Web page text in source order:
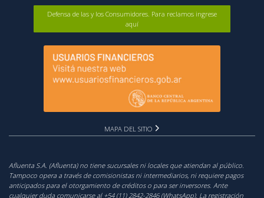
Defensa de las y los Consumidores. Para reclamos ingrese
aquí
MAPA DEL SITIO
Afluenta S.A. (Afluenta) no tiene sucursales ni locales que atiendan al público.
Tampoco opera a través de comisionistas ni intermediarios, ni requiere pagos
anticipados para el otorgamiento de créditos o para ser inversores. Ante
cualquier duda comunicarse al +54 (11) 2842-2846 (WhatsApp). La registración